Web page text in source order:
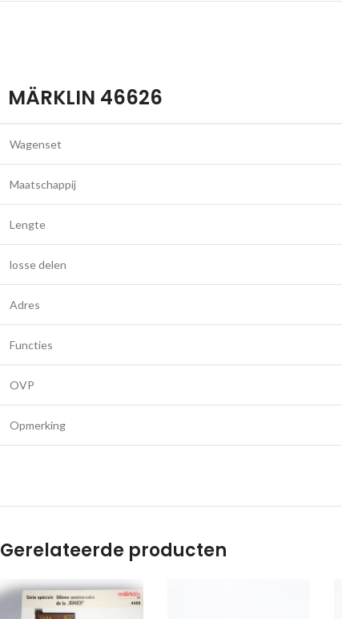
MÄRKLIN 46626
Wagenset
Maatschappij
Lengte
losse delen
Adres
Functies
OVP
Opmerking
Gerelateerde producten